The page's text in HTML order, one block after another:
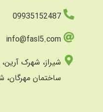
09935152487
info@fasl5.com
شیراز، شهرک
ساختمان